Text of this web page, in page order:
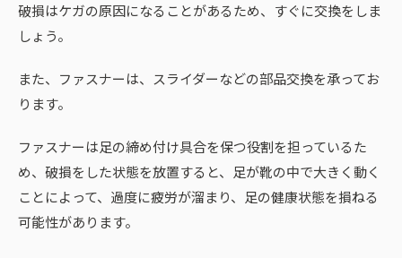
破損はケガの原因になることがあるため、すぐに交換をしま
しょう。
また、ファスナーは、スライダーなどの部品交換を承ってお
ります。
ファスナーは足の締め付け具合を保つ役割を担っているた
め、破損をした状態を放置すると、足が靴の中で大きく動く
ことによって、過度に疲労が溜まり、足の健康状態を損ねる
可能性があります。